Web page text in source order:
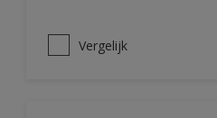
Vergelijk